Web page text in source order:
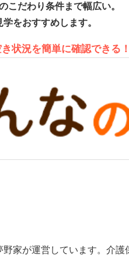
こだわり条件まで幅広い。
をおすすめします。
状況を簡単に確認できる
家が運営しています。介